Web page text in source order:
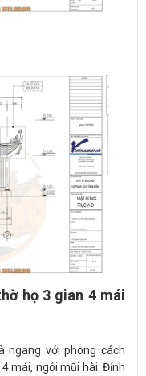
họ 3 gian 4 mái
ngang với phong cách
mái, ngói mũi hài. Đỉnh